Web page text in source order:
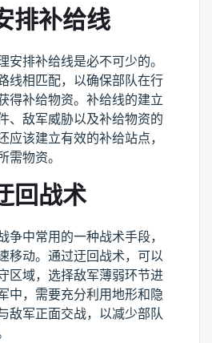
排补给线
安排补给线是必不可少的。
线相匹配，以确保部队在行
得补给物资。补给线的建立
、敌军威胁以及补给物资的
应该建立有效的补给站点，
需物资。
回战术
争中常用的一种战术手段，
移动。通过迂回战术，可以
区域，选择敌军薄弱环节进
中，需要充分利用地形和隐
敌军正面交战，以减少部队